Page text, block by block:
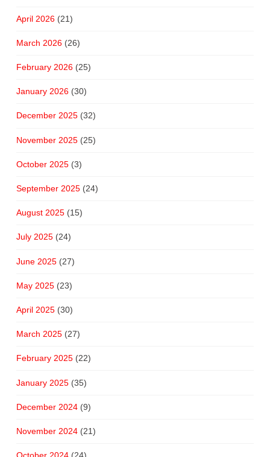
April 2026(21)
March 2026(26)
February 2026(25)
January 2026(30)
December 2025(32)
November 2025(25)
October 2025(3)
September 2025(24)
August 2025(15)
July 2025(24)
June 2025(27)
May 2025(23)
April 2025(30)
March 2025(27)
February 2025(22)
January 2025(35)
December 2024(9)
November 2024(21)